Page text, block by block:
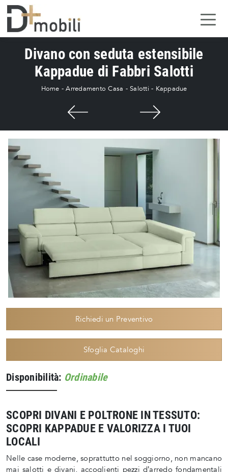
Divano con seduta estensibile
Kappadue di Fabbri Salotti
Home -Arredamento Casa - Salotti - Kappadue
Richiedi un Preventivo
Sfoglia Cataloghi
Disponibilità: Ordinabile
SCOPRI DIVANI E POLTRONE IN TESSUTO:
SCOPRI KAPPADUE E VALORIZZA I TUOI
LOCALI
Nelle case moderne, soprattutto nel soggiorno, non mancano
mai salotti e divani, accoglienti pezzi d’arredo fondamentali